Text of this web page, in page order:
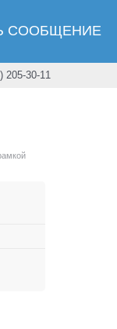
СООБЩЕНИЕ
205-30-11